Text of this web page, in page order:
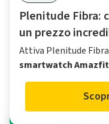
Plenitude Fibra:
un prezzo
Attiva Plenitude
smartwatch